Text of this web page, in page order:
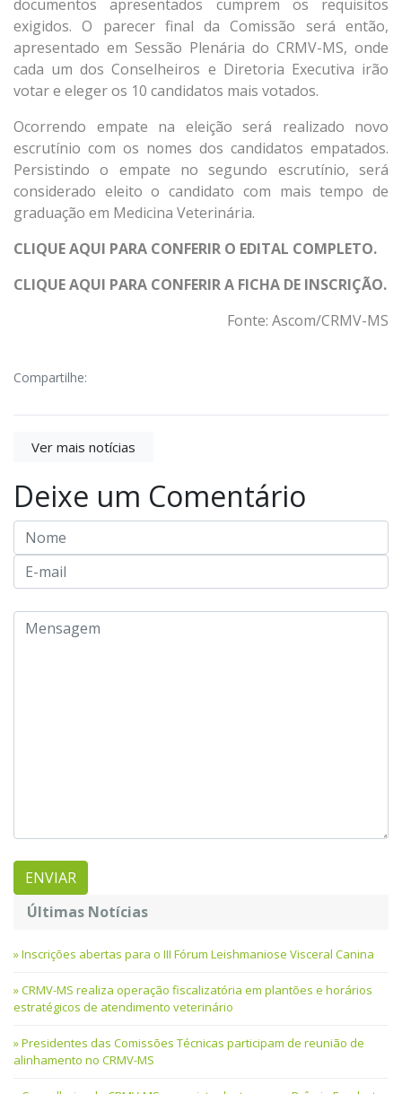
documentos apresentados cumprem os requisitos
exigidos. O parecer final da Comissão será então,
apresentado em Sessão Plenária do CRMV-MS, onde
cada um dos Conselheiros e Diretoria Executiva irão
votar e eleger os 10 candidatos mais votados.
Ocorrendo empate na eleição será realizado novo
escrutínio com os nomes dos candidatos empatados.
Persistindo o empate no segundo escrutínio, será
considerado eleito o candidato com mais tempo de
graduação em Medicina Veterinária.
CLIQUE AQUI PARA CONFERIR O EDITAL COMPLETO.
CLIQUE AQUI PARA CONFERIR A FICHA DE INSCRIÇÃO.
Fonte: Ascom/CRMV-MS
Compartilhe:
Ver mais notícias
Deixe um Comentário
Últimas Notícias
Inscrições abertas para o III Fórum Leishmaniose Visceral Canina
CRMV-MS realiza operação fiscalizatória em plantões e horários
estratégicos de atendimento veterinário
Presidentes das Comissões Técnicas participam de reunião de
alinhamento no CRMV-MS